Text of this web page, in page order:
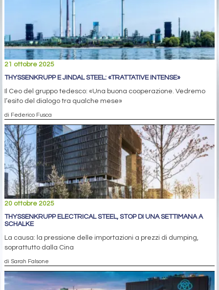
21 ottobre 2025
THYSSENKRUPP E JINDAL STEEL: «TRATTATIVE INTENSE»
Il Ceo del gruppo tedesco: «Una buona cooperazione. Vedremo
l’esito del dialogo tra qualche mese»
di Federico Fusca
20 ottobre 2025
THYSSENKRUPP ELECTRICAL STEEL, STOP DI UNA SETTIMANA A
SCHALKE
La causa: la pressione delle importazioni a prezzi di dumping,
soprattutto dalla Cina
di Sarah Falsone